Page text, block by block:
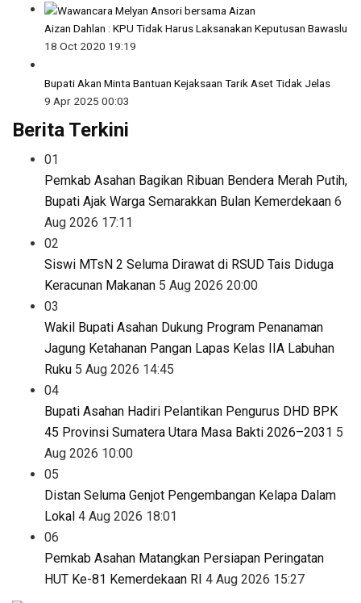
Aizan Dahlan : KPU Tidak Harus Laksanakan Keputusan Bawaslu
18 Oct 2020 19:19
Bupati Akan Minta Bantuan Kejaksaan Tarik Aset Tidak Jelas
9 Apr 2025 00:03
Berita Terkini
01
Pemkab Asahan Bagikan Ribuan Bendera Merah Putih,
Bupati Ajak Warga Semarakkan Bulan Kemerdekaan 6
Aug 2026 17:11
02
Siswi MTsN 2 Seluma Dirawat di RSUD Tais Diduga
Keracunan Makanan 5 Aug 2026 20:00
03
Wakil Bupati Asahan Dukung Program Penanaman
Jagung Ketahanan Pangan Lapas Kelas IIA Labuhan
Ruku 5 Aug 2026 14:45
04
Bupati Asahan Hadiri Pelantikan Pengurus DHD BPK
45 Provinsi Sumatera Utara Masa Bakti 2026–2031 5
Aug 2026 10:00
05
Distan Seluma Genjot Pengembangan Kelapa Dalam
Lokal 4 Aug 2026 18:01
06
Pemkab Asahan Matangkan Persiapan Peringatan
HUT Ke-81 Kemerdekaan RI 4 Aug 2026 15:27